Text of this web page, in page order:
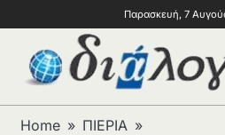
Παρασκευή, 7
Home
ΠΙΕΡΙΑ